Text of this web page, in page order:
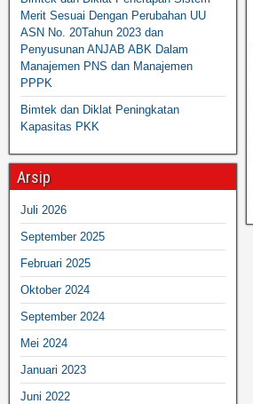
Merit Sesuai Dengan Perubahan UU
ASN No. 20Tahun 2023 dan
Penyusunan ANJAB ABK Dalam
Manajemen PNS dan Manajemen
PPPK
Bimtek dan Diklat Peningkatan
Kapasitas PKK
Arsip
Juli 2026
September 2025
Februari 2025
Oktober 2024
September 2024
Mei 2024
Januari 2023
Juni 2022